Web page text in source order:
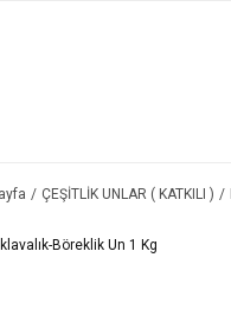
ÇEŞİTLİK UNLAR ( KATKILI )